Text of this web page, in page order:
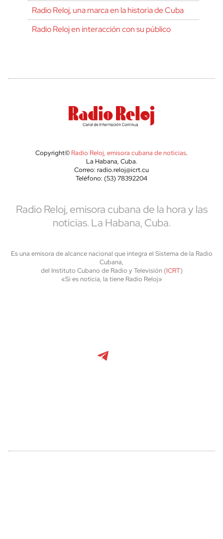
Radio Reloj, una marca en la historia de Cuba
Radio Reloj en interacción con su público
Copyright© Radio Reloj, emisora cubana de noticias.
La Habana, Cuba.
Correo: radio.reloj@icrt.cu
Teléfono: (53) 78392204
Radio Reloj, emisora cubana de la hora y las
noticias. La Habana, Cuba.
Es una emisora de alcance nacional que integra el Sistema de la Radio
Cubana,
del Instituto Cubano de Radio y Televisión (ICRT)
«Si es noticia, la tiene Radio Reloj»